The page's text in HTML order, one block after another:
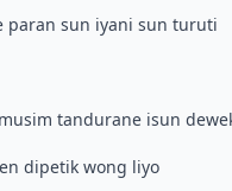
paran sun iyani sun turuti
tandurane isun
dipetik wong liyo